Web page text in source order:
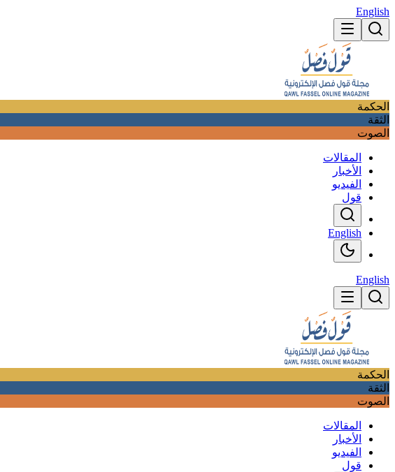
English
الحكمة
الثقة
الصوت
المقالات
الأخبار
الفيديو
قول
English
English
الحكمة
الثقة
الصوت
المقالات
الأخبار
الفيديو
قول